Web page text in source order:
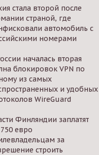
стала второй после
страной, где
автомобиль с
номерами
началась вторая
блокировок VPN по
из самых
и удобных
WireGuard
Финляндии заплатят
евро
за
строить